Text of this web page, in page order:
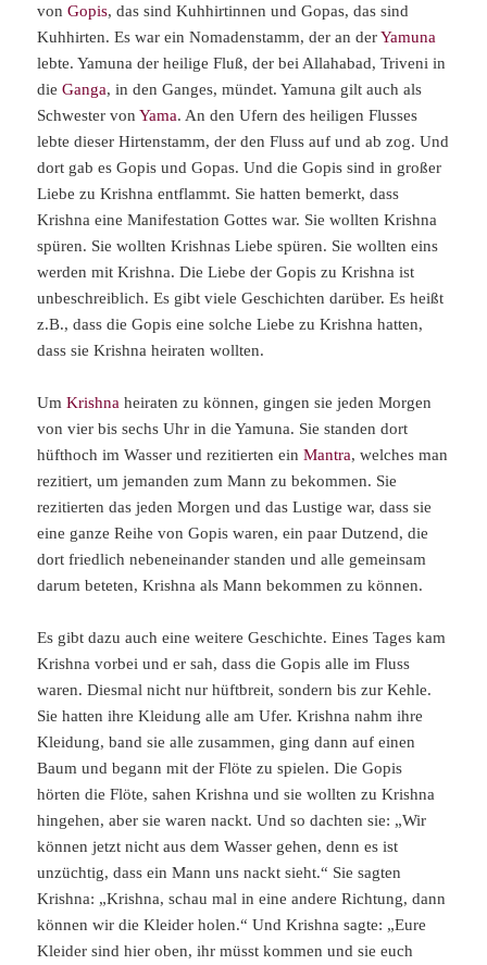
vonGopis, das sind Kuhhirtinnen und Gopas, das sind
Kuhhirten. Es war ein Nomadenstamm, der an derYamuna
lebte. Yamuna der heilige Fluß, der bei Allahabad, Triveni in
dieGanga, in den Ganges, mündet. Yamuna gilt auch als
Schwester vonYama. An den Ufern des heiligen Flusses
lebte dieser Hirtenstamm, der den Fluss auf und ab zog. Und
dort gab es Gopis und Gopas. Und die Gopis sind in großer
Liebe zu Krishna entflammt. Sie hatten bemerkt, dass
Krishna eine Manifestation Gottes war. Sie wollten Krishna
spüren. Sie wollten Krishnas Liebe spüren. Sie wollten eins
werden mit Krishna. Die Liebe der Gopis zu Krishna ist
unbeschreiblich. Es gibt viele Geschichten darüber. Es heißt
z.B., dass die Gopis eine solche Liebe zu Krishna hatten,
dass sie Krishna heiraten wollten.
UmKrishna heiraten zu können, gingen sie jeden Morgen
von vier bis sechs Uhr in die Yamuna. Sie standen dort
hüfthoch im Wasser und rezitierten einMantra, welches man
rezitiert, um jemanden zum Mann zu bekommen. Sie
rezitierten das jeden Morgen und das Lustige war, dass sie
eine ganze Reihe von Gopis waren, ein paar Dutzend, die
dort friedlich nebeneinander standen und alle gemeinsam
darum beteten, Krishna als Mann bekommen zu können.
Es gibt dazu auch eine weitere Geschichte. Eines Tages kam
Krishna vorbei und er sah, dass die Gopis alle im Fluss
waren. Diesmal nicht nur hüftbreit, sondern bis zur Kehle.
Sie hatten ihre Kleidung alle am Ufer. Krishna nahm ihre
Kleidung, band sie alle zusammen, ging dann auf einen
Baum und begann mit der Flöte zu spielen. Die Gopis
hörten die Flöte, sahen Krishna und sie wollten zu Krishna
hingehen, aber sie waren nackt. Und so dachten sie: „Wir
können jetzt nicht aus dem Wasser gehen, denn es ist
unzüchtig, dass ein Mann uns nackt sieht.“ Sie sagten
Krishna: „Krishna, schau mal in eine andere Richtung, dann
können wir die Kleider holen.“ Und Krishna sagte: „Eure
Kleider sind hier oben, ihr müsst kommen und sie euch